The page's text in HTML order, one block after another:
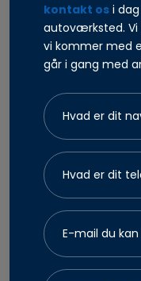
kontakt osi dag
autoværksted. Vi
vi kommer med
går i gang med